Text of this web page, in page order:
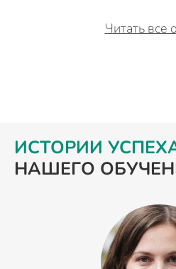
Читать все
ИСТОРИИ
НАШЕГО